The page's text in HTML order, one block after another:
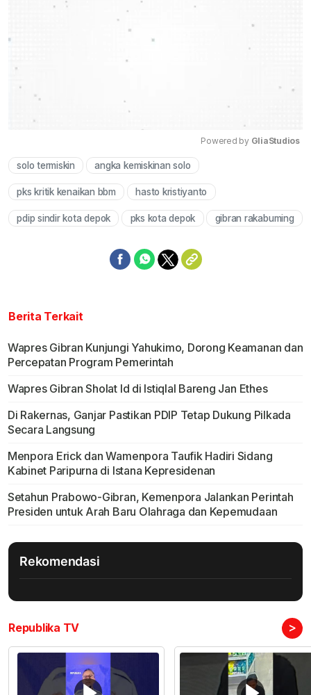
Powered by GliaStudios
solo termiskin angka kemiskinan solo
pks kritik kenaikan bbm hasto kristiyanto
pdip sindir kota depok pks kota depok gibran rakabuming
Berita Terkait
Wapres Gibran Kunjungi Yahukimo, Dorong Keamanan dan
Percepatan Program Pemerintah
Wapres Gibran Sholat Id di Istiqlal Bareng Jan Ethes
Di Rakernas, Ganjar Pastikan PDIP Tetap Dukung Pilkada
Secara Langsung
Menpora Erick dan Wamenpora Taufik Hadiri Sidang
Kabinet Paripurna di Istana Kepresidenan
Setahun Prabowo-Gibran, Kemenpora Jalankan Perintah
Presiden untuk Arah Baru Olahraga dan Kepemudaan
Rekomendasi
Republika TV >